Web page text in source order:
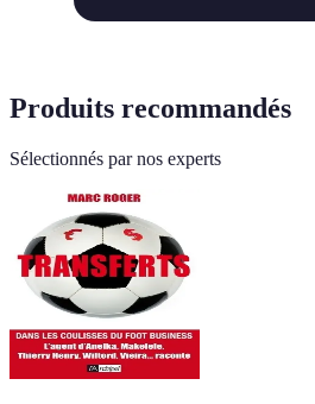
Produits recommandés
Sélectionnés par nos experts